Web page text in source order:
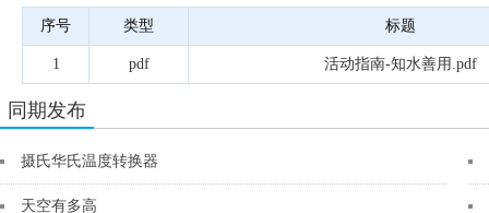
序号 类型 标题
1 pdf 活动指南-知水善用.pdf
同期发布
摄氏华氏温度转换器
天空有多高